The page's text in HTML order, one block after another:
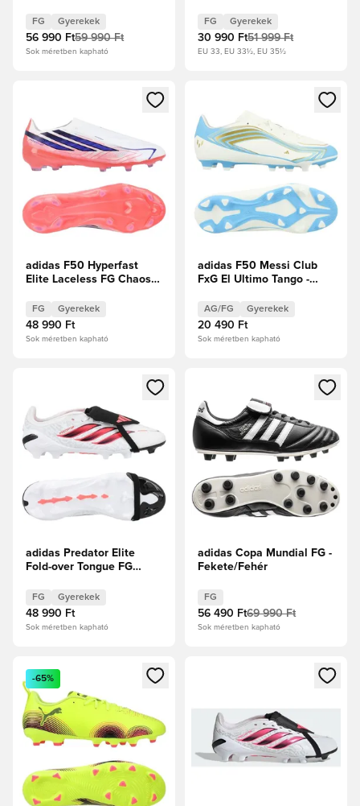
rózsaszín Gyerek
FG Gyerekek
56 990 Ft59 990 Ft
Sok méretben kapható
FG Gyerekek
30 990 Ft51 999 Ft
EU 33, EU 33½, EU 35½
Megnyit egy modált a bejelentkezéshez vagy a tagként
adidas F50 Hyperfast
Elite Laceless FG Chaos
FG Gyerekek
48 990 Ft
Sok méretben kapható
Megnyit egy modált a
adidas F50 Messi Club
FxG El Ultimo Tango -
ragyogás/Icey Blue
Gyerek
AG/FG Gyerekek
20 490 Ft
Sok méretben kapható
Megnyit egy modált a bejelentkezéshez vagy a tagként
adidas Predator Elite
Fold-over Tongue FG
FG Gyerekek
48 990 Ft
Sok méretben kapható
Megnyit egy modált a
adidas Copa Mundial FG -
Fekete/Fehér
FG
56 490 Ft69 990 Ft
Sok méretben kapható
Megnyit egy modált a bejelentkezéshez vagy a tagként
-65%
Megnyit egy modált a